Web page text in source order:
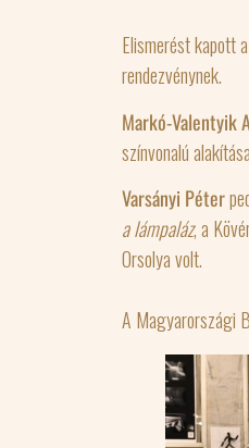
Elismerést kapott a
rendezvénynek.
Markó-Valentyik
színvonalú
Varsányi Péter
a lámpaláz, a
Orsolya volt.
A Magyarországi